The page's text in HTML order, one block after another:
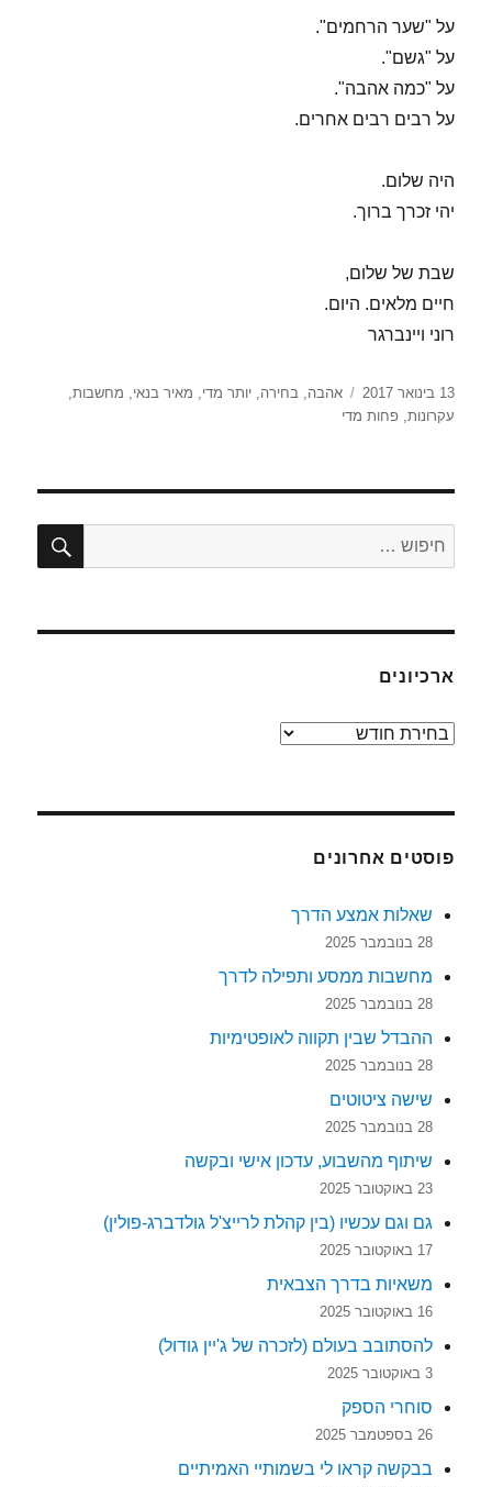
על "שער הרחמים".
על "גשם".
על "כמה אהבה".
על רבים רבים אחרים.
היה שלום.
יהי זכרך ברוך.
שבת של שלום,
חיים מלאים. היום.
רוני ויינברגר
פורסם
בתאריך
13 בינואר 2017 תגיות
אהבה,בחירה,יותר מדי, מאיר בנאי, מחשבות,
עקרונות,פחות מדי
חפש:
ארכיונים
ארכיונים
פוסטים אחרונים
שאלות אמצע הדרך
28 בנובמבר 2025
מחשבות ממסע ותפילה לדרך
28 בנובמבר 2025
ההבדל שבין תקווה לאופטימיות
28 בנובמבר 2025
שישה ציטוטים
28 בנובמבר 2025
שיתוף מהשבוע, עדכון אישי ובקשה
23 באוקטובר 2025
גם וגם עכשיו (בין קהלת לרייצ'ל גולדברג-פולין)
17 באוקטובר 2025
משאיות בדרך הצבאית
16 באוקטובר 2025
להסתובב בעולם (לזכרה של ג'יין גודול)
3 באוקטובר 2025
סוחרי הספק
26 בספטמבר 2025
בבקשה קראו לי בשמותיי האמיתיים